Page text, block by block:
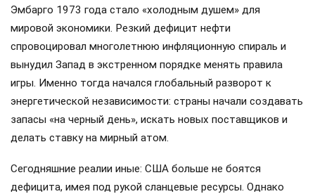
Эмбарго 1973 года стало «холодным душем» для
мировой экономики. Резкий дефицит нефти
спровоцировал многолетнюю инфляционную спираль и
вынудил Запад в экстренном порядке менять правила
игры. Именно тогда начался глобальный разворот к
энергетической независимости: страны начали создавать
запасы «на черный день», искать новых поставщиков и
делать ставку на мирный атом.
Сегодняшние реалии иные: США больше не боятся
дефицита, имея под рукой сланцевые ресурсы. Однако